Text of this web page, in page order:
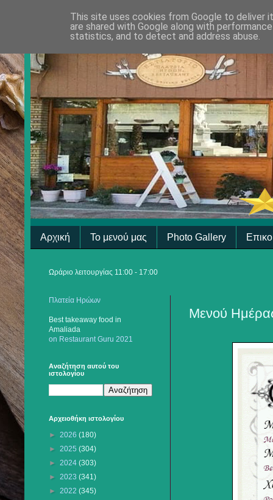
Αρχική Το μενού μας Photo Gallery
Ωράριο λειτουργίας 11:00 - 17:00
Μενού
Πλατεία Ηρώων
Best takeaway food in
Amaliada
on Restaurant Guru 2021
Αναζήτηση αυτού του
ιστολογίου
Αρχειοθήκη ιστολογίου
► 2026 (180)
► 2025 (304)
► 2024 (303)
► 2023 (341)
► 2022 (345)
This site uses cookies from Google to deliver
are shared with Google along with
statistics, and to detect and address abuse.